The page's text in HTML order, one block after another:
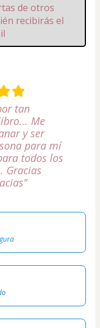
de otros
recibirás el
tan
Me
y ser
para mí
todos los
Gracias